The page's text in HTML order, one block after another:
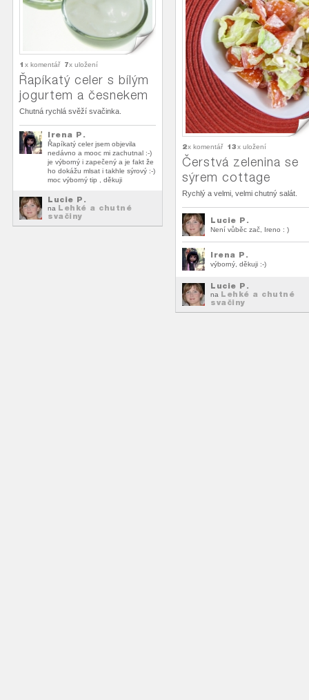
1 x komentář 7x uložení
Řapíkatý celer s bílým
jogurtem a česnekem
Chutná rychlá svěží svačinka.
Irena P.
Řapíkatý celer jsem objevila
nedávno a mooc mi zachutnal :-)
je výborný i zapečený a je fakt že
ho dokážu mlsat i takhle sýrový :-)
moc výborný tip , děkuji
Lucie P.
na Lehké a chutné
svačiny
2x komentář 13x uložení
Čerstvá zelenina se
sýrem cottage
Rychlý a velmi, velmi chutný salát.
Lucie P.
Není vůběc zač, Ireno : )
Irena P.
výborný, děkuji :-)
Lucie P.
na Lehké a chutné
svačiny